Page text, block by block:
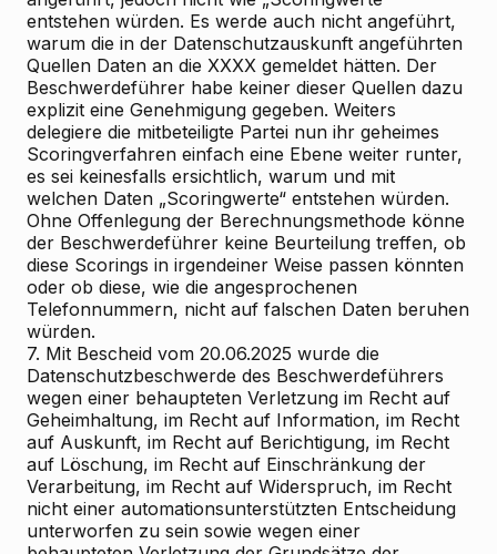
entstehen würden. Es werde auch nicht angeführt,
warum die in der Datenschutzauskunft angeführten
Quellen Daten an die XXXX gemeldet hätten. Der
Beschwerdeführer habe keiner dieser Quellen dazu
explizit eine Genehmigung gegeben. Weiters
delegiere die mitbeteiligte Partei nun ihr geheimes
Scoringverfahren einfach eine Ebene weiter runter,
es sei keinesfalls ersichtlich, warum und mit
welchen Daten „Scoringwerte“ entstehen würden.
Ohne Offenlegung der Berechnungsmethode könne
der Beschwerdeführer keine Beurteilung treffen, ob
diese Scorings in irgendeiner Weise passen könnten
oder ob diese, wie die angesprochenen
Telefonnummern, nicht auf falschen Daten beruhen
würden.
7. Mit Bescheid vom 20.06.2025 wurde die
Datenschutzbeschwerde des Beschwerdeführers
wegen einer behaupteten Verletzung im Recht auf
Geheimhaltung, im Recht auf Information, im Recht
auf Auskunft, im Recht auf Berichtigung, im Recht
auf Löschung, im Recht auf Einschränkung der
Verarbeitung, im Recht auf Widerspruch, im Recht
nicht einer automationsunterstützten Entscheidung
unterworfen zu sein sowie wegen einer